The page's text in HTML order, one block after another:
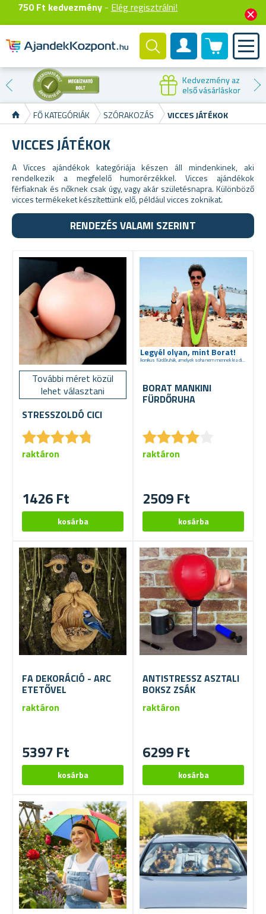
750 Ft kedvezmény - Elég regisztrálni!
Felhasználók fiók
0 termék
Kedvezmény az
első vásárláskor
FŐ KATEGÓRIÁK SZÓRAKOZÁS VICCES JÁTÉKOK
VICCES JÁTÉKOK
A Vicces ajándékok kategóriája készen áll mindenkinek, aki
rendelkezik a megfelelő humorérzékkel. Vicces ajándékok
férfiaknak és nőknek csak úgy, vagy akár születésnapra. Különböző
vicces termékeket készítettünk elő, például vicces zoknikat.
RENDEZÉS VALAMI SZERINT
További méret közül
lehet választani
STRESSZOLDÓ CICI
★★★★★
★★★★★
1426 Ft
raktáron
Legyél olyan, mint Borat!
Ikonikus fürdőruhák, amelyek soha nem mennek ki a divatból
BORAT MANKINI
FÜRDŐRUHA
★★★★
★★★★
2509 Ft
raktáron
FA DEKORÁCIÓ - ARC
ETETŐVEL
5397 Ft
raktáron
ANTISTRESSZ ASZTALI
BOKSZ ZSÁK
6299 Ft
raktáron